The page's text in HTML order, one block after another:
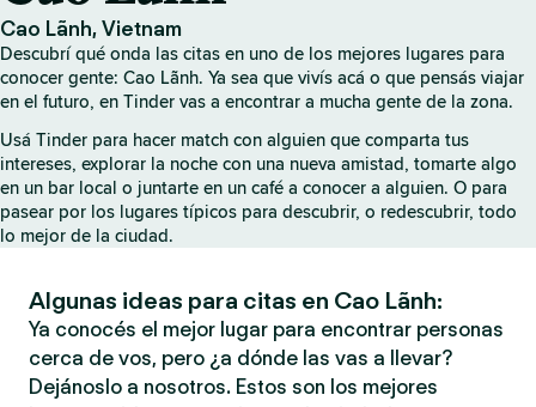
i
n
d
r
Cao Lãnh, Vietnam
Descubrí qué onda las citas en uno de los mejores lugares para
conocer gente: Cao Lãnh. Ya sea que vivís acá o que pensás viajar
en el futuro, en Tinder vas a encontrar a mucha gente de la zona.
Usá Tinder para hacer match con alguien que comparta tus
intereses, explorar la noche con una nueva amistad, tomarte algo
en un bar local o juntarte en un café a conocer a alguien. O para
pasear por los lugares típicos para descubrir, o redescubrir, todo
lo mejor de la ciudad.
Algunas ideas para citas en Cao Lãnh:
Ya conocés el mejor lugar para encontrar personas
cerca de vos, pero ¿a dónde las vas a llevar?
Dejánoslo a nosotros. Estos son los mejores